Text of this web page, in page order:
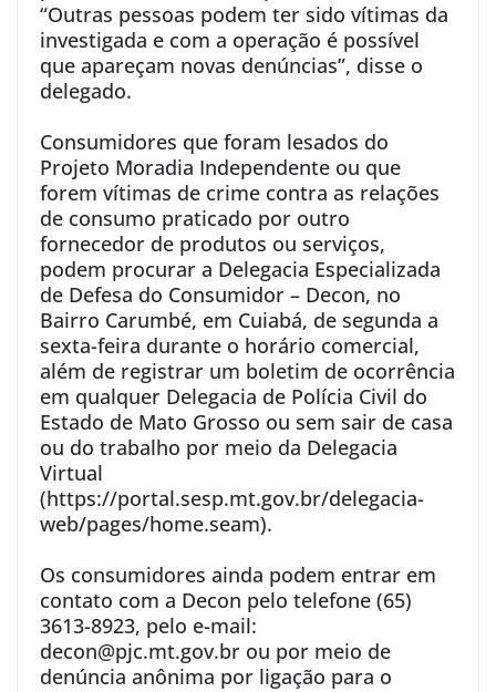
“Outras pessoas podem ter sido vítimas da
investigada e com a operação é possível
que apareçam novas denúncias”, disse o
delegado.
Consumidores que foram lesados do
Projeto Moradia Independente ou que
forem vítimas de crime contra as relações
de consumo praticado por outro
fornecedor de produtos ou serviços,
podem procurar a Delegacia Especializada
de Defesa do Consumidor – Decon, no
Bairro Carumbé, em Cuiabá, de segunda a
sexta-feira durante o horário comercial,
além de registrar um boletim de ocorrência
em qualquer Delegacia de Polícia Civil do
Estado de Mato Grosso ou sem sair de casa
ou do trabalho por meio da Delegacia
Virtual
(https://portal.sesp.mt.gov.br/delegacia-
web/pages/home.seam).
Os consumidores ainda podem entrar em
contato com a Decon pelo telefone (65)
3613-8923, pelo e-mail:
decon@pjc.mt.gov.br ou por meio de
denúncia anônima por ligação para o